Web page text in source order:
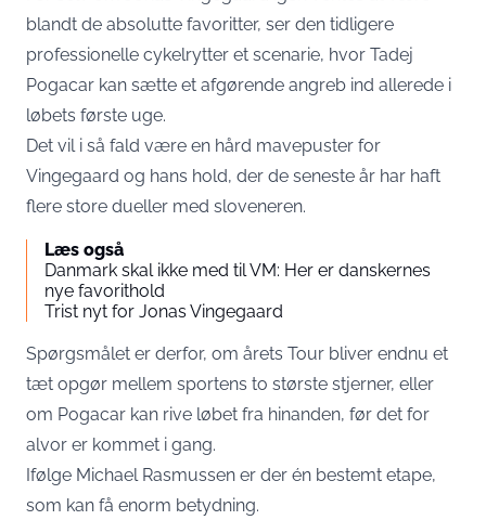
blandt de absolutte favoritter, ser den tidligere
professionelle cykelrytter et scenarie, hvor Tadej
Pogacar kan sætte et afgørende angreb ind allerede i
løbets første uge.
Det vil i så fald være en hård mavepuster for
Vingegaard og hans hold, der de seneste år har haft
flere store dueller med sloveneren.
Læs også
Danmark skal ikke med til VM: Her er danskernes
nye favorithold
Trist nyt for Jonas Vingegaard
Spørgsmålet er derfor, om årets Tour bliver endnu et
tæt opgør mellem sportens to største stjerner, eller
om Pogacar kan rive løbet fra hinanden, før det for
alvor er kommet i gang.
Ifølge Michael Rasmussen er der én bestemt etape,
som kan få enorm betydning.